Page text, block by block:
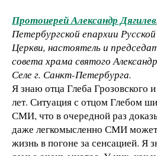
Протоиерей Александр Дягилев
Петербургской епархии
Церкви, настоятель и
совета храма святого
Селе г. Санкт-Петербурга.
Я знаю отца Глеба Грозовского
лет. Ситуация с отцом Глебом
СМИ, что в очередной раз
даже легкомысленно СМИ может
жизнь в погоне за сенсацией. Я